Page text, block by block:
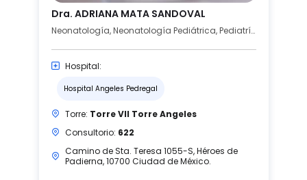
Dra. ADRIANA MATA SANDOVAL
Neonatología, Neonatología Pediátrica, Pediatría
Hospital:
Hospital Angeles Pedregal
Torre: Torre VII Torre Angeles
Consultorio: 622
Camino de Sta. Teresa 1055-S, Héroes de
Padierna, 10700 Ciudad de México.